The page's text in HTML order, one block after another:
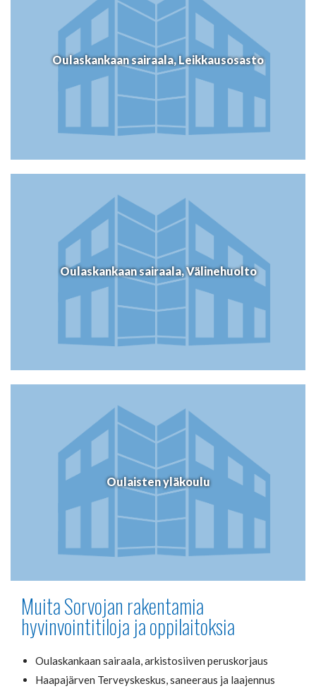
Oulaskankaan sairaala, Leikkausosasto
Oulaskankaan sairaala, Välinehuolto
Oulaisten yläkoulu
Muita Sorvojan rakentamia
hyvinvointitiloja ja oppilaitoksia
Oulaskankaan sairaala, arkistosiiven peruskorjaus
Haapajärven Terveyskeskus, saneeraus ja laajennus